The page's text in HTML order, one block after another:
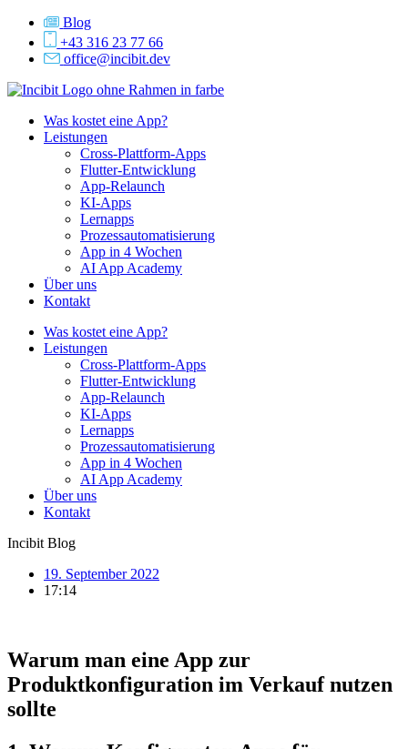
Zum
Inhalt
springen
Blog
+43 316 23 77 66
office@incibit.dev
Was kostet eine App?
Leistungen
Cross-Plattform-Apps
Flutter-Entwicklung
App-Relaunch
KI-Apps
Lernapps
Prozessautomatisierung
App in 4 Wochen
AI App Academy
Über uns
Kontakt
Was kostet eine App?
Leistungen
Cross-Plattform-Apps
Flutter-Entwicklung
App-Relaunch
KI-Apps
Lernapps
Prozessautomatisierung
App in 4 Wochen
AI App Academy
Über uns
Kontakt
Incibit Blog
19. September 2022
17:14
Warum man eine App zur
Produktkonfiguration im Verkauf nutzen
sollte